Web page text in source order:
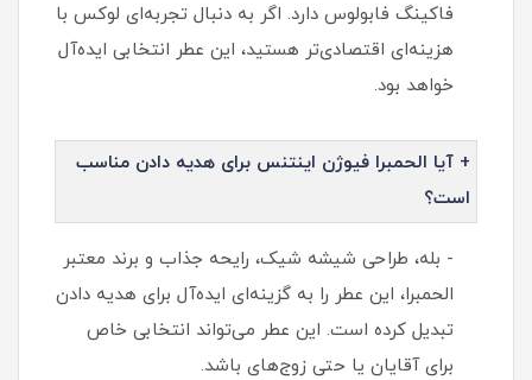
فاکینگ فابولوس دارد. اگر به دنبال تجربه‌ای لوکس با
هزینه‌ای اقتصادی‌تر هستید، این عطر انتخابی ایده‌آل
خواهد بود.
+ آیا الحمبرا فیوژن اینتنس برای هدیه دادن مناسب
است؟
- بله، طراحی شیشه شیک، رایحه جذاب و برند معتبر
الحمبرا، این عطر را به گزینه‌ای ایده‌آل برای هدیه دادن
تبدیل کرده است. این عطر می‌تواند انتخابی خاص
برای آقایان یا حتی زوج‌های باشد.